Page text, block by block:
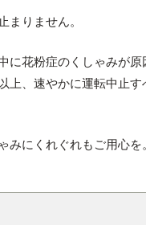
まりません。
に花粉症のくしゃみが
上、速やかに運転中止
みにくれぐれもご用心を